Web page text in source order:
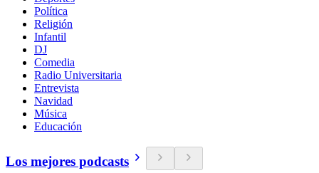
Política
Religión
Infantil
DJ
Comedia
Radio Universitaria
Entrevista
Navidad
Música
Educación
Los mejores podcasts